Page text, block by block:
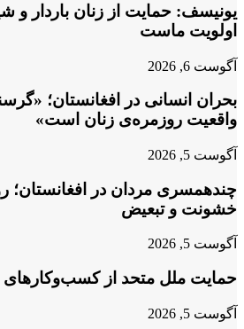
یونیسف: حمایت از زنان باردار و
اولویت ماست
آگوست 6, 2026
بحران انسانی در افغانستان؛
واقعیت روزمره‌ی زنان است»
آگوست 5, 2026
چندهمسری مردان در افغانستان؛
خشونت و تبعیض
آگوست 5, 2026
حمایت ملل متحد از کسب‌وکارهای
آگوست 5, 2026